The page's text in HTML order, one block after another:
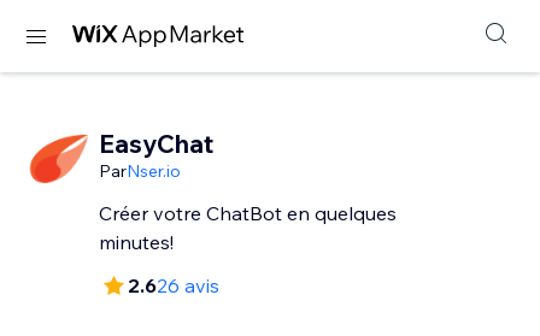
EasyChat
ParNser.io
Créer votre ChatBot en quelques
minutes!
2.626 avis